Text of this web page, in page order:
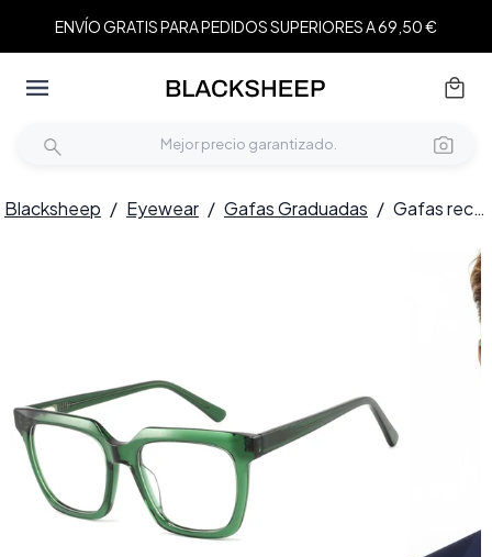
ENVÍO GRATIS PARA PEDIDOS SUPERIORES A 69,50 €
Blacksheep / Eyewear / Gafas Graduadas / Gafas rectangulares de acetato verde #BS2425-1068